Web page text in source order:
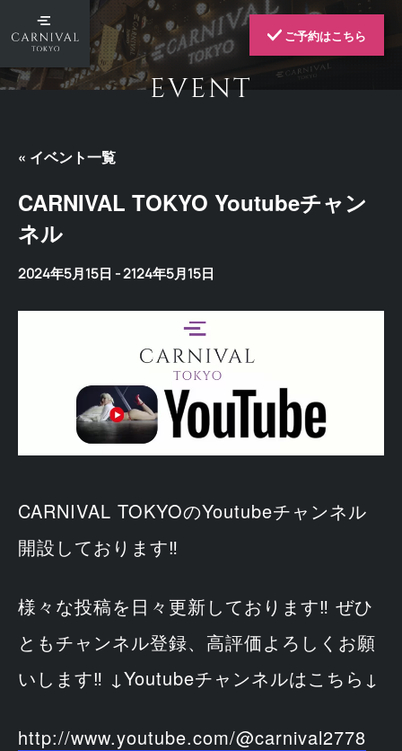
ご予約はこちら
EVENT
« イベント一覧
CARNIVAL TOKYO Youtubeチャン
ネル
2024年5月15日 -2124年5月15日
CARNIVAL TOKYOのYoutubeチャンネル
開設しております‼
様々な投稿を日々更新しております‼ ぜひ
ともチャンネル登録、高評価よろしくお願
いします‼ ↓Youtubeチャンネルはこちら↓
http://www.youtube.com/@carnival2778